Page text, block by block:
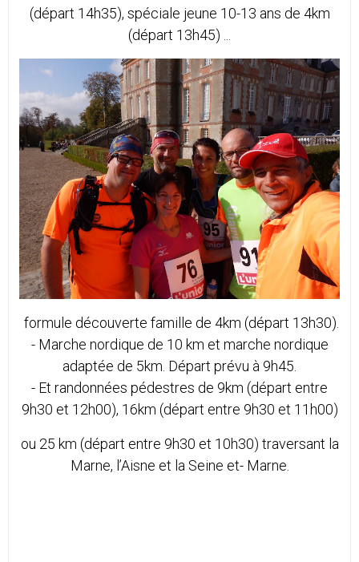
(départ 14h35), spéciale jeune 10-13 ans de 4km
(départ 13h45) ...
formule découverte famille de 4km (départ 13h30).
- Marche nordique de 10 km et marche nordique
adaptée de 5km. Départ prévu à 9h45.
- Et randonnées pédestres de 9km (départ entre
9h30 et 12h00), 16km (départ entre 9h30 et 11h00)
ou 25 km (départ entre 9h30 et 10h30) traversant la
Marne, l’Aisne et la Seine et- Marne.